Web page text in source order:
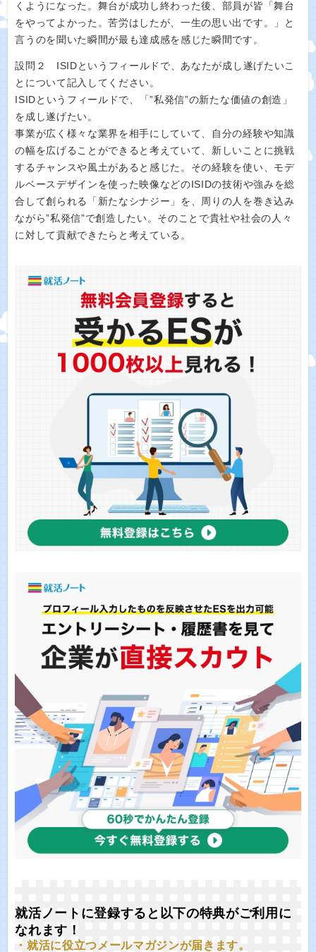
くようになった。舞台が成功し終わった後、部員が皆「舞台
をやってよかった。苦労はしたが、一生の思い出です。」と
言うのを聞いた瞬間が最も達成感を感じた瞬間です。
設問２ ISIDというフィールドで、あなたが成し遂げたいこ
とについて記入してください。
ISIDというフィールドで、「”私発信”の新たな価値の創造」
を成し遂げたい。
事業が広く様々な業界を相手にしていて、自分の経験や知識
の幅を広げることができると考えていて、新しいことに挑戦
するチャンスや風土があると感じた。その経験を使い、モデ
ルベースデザインを使った映像などのISIDの技術や強みを総
合して創られる「新たなシナジー」を、周りの人を巻き込み
ながら”私発信”で創造したい。そのことで貴社や社会の人々
に対して貢献できたらと考えている。
就活ノートに登録すると以下の特典がご利用に
なれます！
・就活に役立つメールマガジンが届きます。